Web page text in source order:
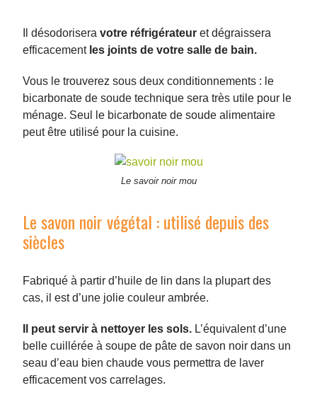
Il désodoriseravotre réfrigérateur et dégraissera
efficacement les joints de votre salle de bain.
Vous le trouverez sous deux conditionnements : le
bicarbonate de soude technique sera très utile pour le
ménage. Seul le bicarbonate de soude alimentaire
peut être utilisé pour la cuisine.
Le savoir noir mou
Le savon noir végétal : utilisé depuis des
siècles
Fabriqué à partir d’huile de lin dans la plupart des
cas, il est d’une jolie couleur ambrée.
Il peut servir à nettoyer les sols. L’équivalent d’une
belle cuillérée à soupe de pâte de savon noir dans un
seau d’eau bien chaude vous permettra de laver
efficacement vos carrelages.